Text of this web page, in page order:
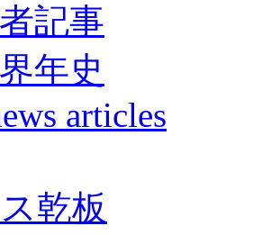
記事
年史
articles
乾板